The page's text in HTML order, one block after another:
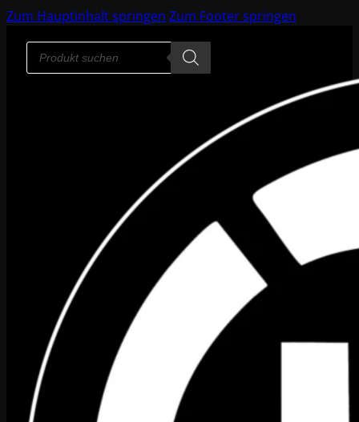
Zum Hauptinhalt springen Zum Footer springen
Products
search